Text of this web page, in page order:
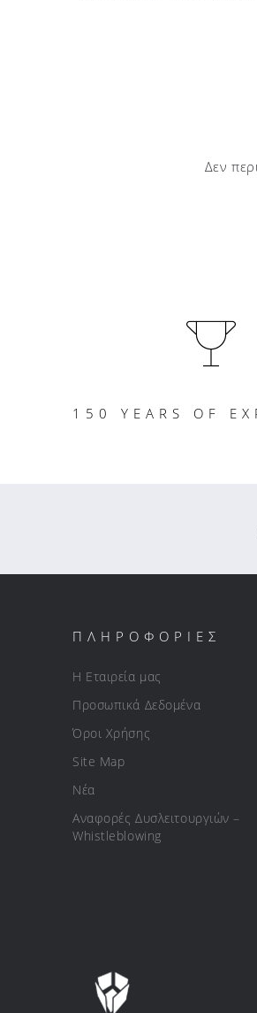
Δεν
150 YEARS OF
ΠΛΗΡΟΦΟΡΙΕΣ
Η Εταιρεία μας
Προσωπικά Δεδομένα
Όροι Χρήσης
Site Map
Νέα
Αναφορές Δυσλειτουργιών –
Whistleblowing